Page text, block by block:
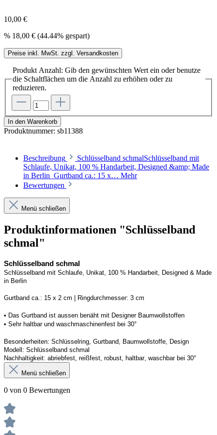
10,00 €
% 18,00 € (44.44% gespart)
Preise inkl. MwSt. zzgl. Versandkosten
Produkt Anzahl: Gib den gewünschten Wert ein oder benutze
die Schaltflächen um die Anzahl zu erhöhen oder zu
reduzieren.
In den Warenkorb
Produktnummer: sb11388
Beschreibung
Schlüsselband schmalSchlüsselband mit
Schlaufe, Unikat, 100 % Handarbeit, Designed &amp; Made
in Berlin Gurtband ca.: 15 x… Mehr
Bewertungen
Menü schließen
Produktinformationen "Schlüsselband
schmal"
Schlüsselband schmal
Schlüsselband mit Schlaufe, Unikat, 100 % Handarbeit, Designed & Made
in Berlin
Gurtband ca.: 15 x 2 cm | Ringdurchmesser: 3 cm
• Das Gurtband ist aussen benäht mit Designer Baumwollstoffen
• Sehr haltbar und waschmaschinenfest bei 30°
Besonderheiten: Schlüsselring, Gurtband, Baumwollstoffe, Design
Modell: Schlüsselband schmal
Nachhaltigkeit: abriebfest, reißfest, robust, haltbar, waschbar bei 30°
Menü schließen
0 von 0 Bewertungen